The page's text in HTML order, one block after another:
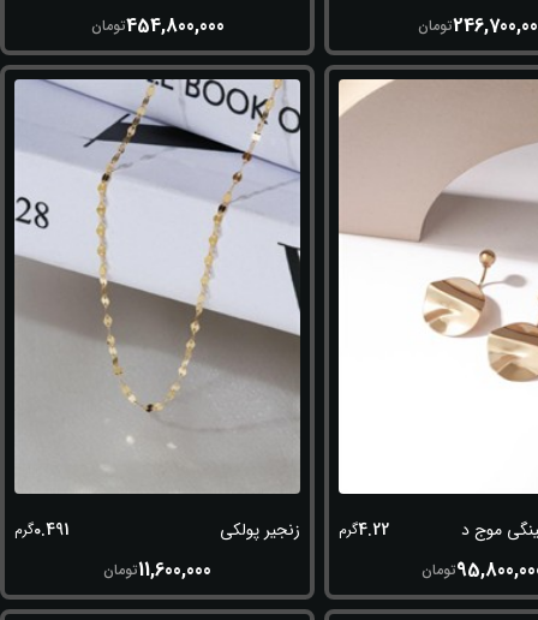
تومان 454,800,000تومان
موج دار 4.22گرم
تومان
زنجیر پولکی 0.491گرم
11,600,000تومان